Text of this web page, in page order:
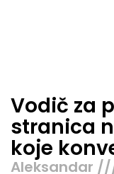
Vodič za
stranica
koje
Aleksandar